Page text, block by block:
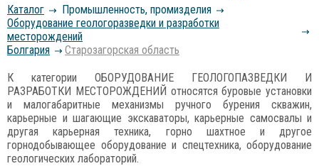
Каталог
Промышленность, промизделия
Оборудование геологоразведки и разработки
месторождений
Болгария
Старозагорская область
К категории ОБОРУДОВАНИЕ ГЕОЛОГОПАЗВЕДКИ И
РАЗРАБОТКИ МЕСТОРОЖДЕНИЙ относятся буровые установки
и малогабаритные механизмы ручного бурения скважин,
карьерные и шагающие экскаваторы, карьерные самосвалы и
другая карьерная техника, горно шахтное и другое
горнодобывающее оборудование и спецтехника, оборудование
геологических лабораторий.